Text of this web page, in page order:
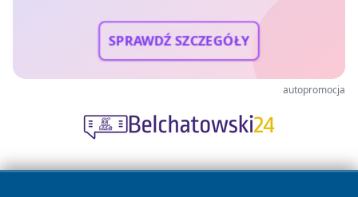
SPRAWDŹ SZCZEGÓŁY
autopromocja